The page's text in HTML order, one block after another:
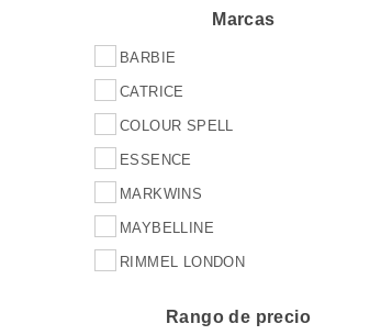
Marcas
BARBIE
CATRICE
COLOUR SPELL
ESSENCE
MARKWINS
MAYBELLINE
RIMMEL LONDON
Rango de precio